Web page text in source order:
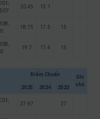
20.45 15.1
18.75 17.5 15
19.7 17.4 15
Điểm Chuẩn
Ghi
chú
2025 2024 2023
27.97 27